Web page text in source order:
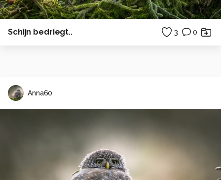
Schijn bedriegt.. 3 0
Anna60